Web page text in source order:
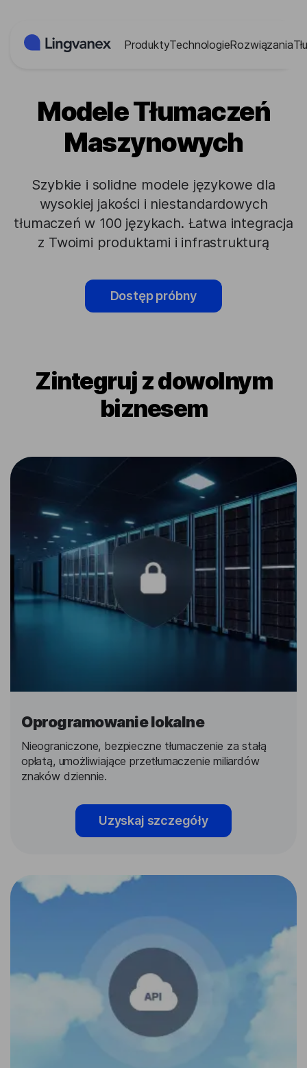
ProduktyTechnologieRozwiązania
Modele Tłumaczeń
Maszynowych
Szybkie i solidne modele językowe dla
wysokiej jakości i niestandardowych
tłumaczeń w 100 językach. Łatwa integracja
z Twoimi produktami i infrastrukturą
Dostęp próbny
Zintegruj z dowolnym
biznesem
Oprogramowanie lokalne
Nieograniczone, bezpieczne tłumaczenie za stałą
opłatą, umożliwiające przetłumaczenie miliardów
znaków dziennie.
Uzyskaj szczegóły